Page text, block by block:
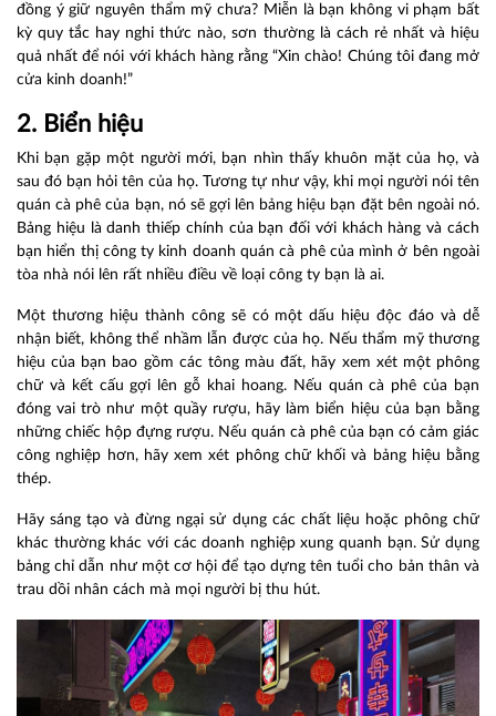
đồng ý giữ nguyên thẩm mỹ chưa? Miễn là bạn không vi phạm bất
kỳ quy tắc hay nghi thức nào, sơn thường là cách rẻ nhất và hiệu
quả nhất để nói với khách hàng rằng “Xin chào! Chúng tôi đang mở
cửa kinh doanh!”
2. Biển hiệu
Khi bạn gặp một người mới, bạn nhìn thấy khuôn mặt của họ, và
sau đó bạn hỏi tên của họ. Tương tự như vậy, khi mọi người nói tên
quán cà phê của bạn, nó sẽ gợi lên bảng hiệu bạn đặt bên ngoài nó.
Bảng hiệu là danh thiếp chính của bạn đối với khách hàng và cách
bạn hiển thị công ty kinh doanh quán cà phê của mình ở bên ngoài
tòa nhà nói lên rất nhiều điều về loại công ty bạn là ai.
Một thương hiệu thành công sẽ có một dấu hiệu độc đáo và dễ
nhận biết, không thể nhầm lẫn được của họ. Nếu thẩm mỹ thương
hiệu của bạn bao gồm các tông màu đất, hãy xem xét một phông
chữ và kết cấu gợi lên gỗ khai hoang. Nếu quán cà phê của bạn
đóng vai trò như một quầy rượu, hãy làm biển hiệu của bạn bằng
những chiếc hộp đựng rượu. Nếu quán cà phê của bạn có cảm giác
công nghiệp hơn, hãy xem xét phông chữ khối và bảng hiệu bằng
thép.
Hãy sáng tạo và đừng ngại sử dụng các chất liệu hoặc phông chữ
khác thường khác với các doanh nghiệp xung quanh bạn. Sử dụng
bảng chỉ dẫn như một cơ hội để tạo dựng tên tuổi cho bản thân và
trau dồi nhân cách mà mọi người bị thu hút.